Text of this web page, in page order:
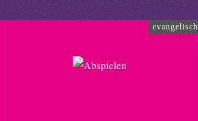
evangelisch